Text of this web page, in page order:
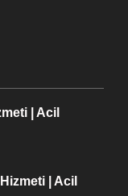
| Acil
| Acil